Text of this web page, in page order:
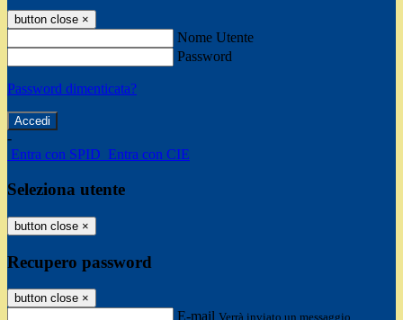
button close ×
Nome Utente
Password
Password dimenticata?
-
Entra con SPID Entra con CIE
Seleziona utente
button close ×
Recupero password
button close ×
E-mail Verrà inviato un messaggio